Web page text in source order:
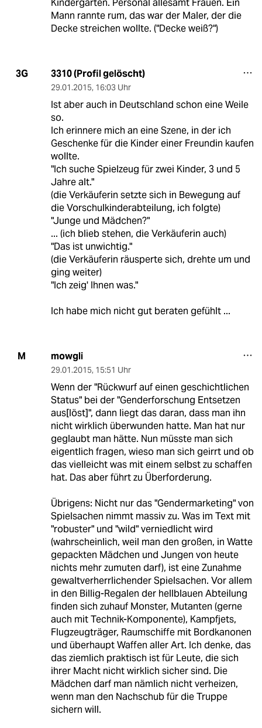
Kindergarten. Personal allesamt Frauen. Ein
Mann rannte rum, das war der Maler, der die
Decke streichen wollte. ("Decke weiß?")
3G 3310 (Profil gelöscht)
29.01.2015, 16:03 Uhr
Ist aber auch in Deutschland schon eine Weile
so.
Ich erinnere mich an eine Szene, in der ich
Geschenke für die Kinder einer Freundin kaufen
wollte.
"Ich suche Spielzeug für zwei Kinder, 3 und 5
Jahre alt."
(die Verkäuferin setzte sich in Bewegung auf
die Vorschulkinderabteilung, ich folgte)
"Junge und Mädchen?"
... (ich blieb stehen, die Verkäuferin auch)
"Das ist unwichtig."
(die Verkäuferin räusperte sich, drehte um und
ging weiter)
"Ich zeig' Ihnen was."
Ich habe mich nicht gut beraten gefühlt ...
M mowgli
29.01.2015, 15:51 Uhr
Wenn der "Rückwurf auf einen geschichtlichen
Status" bei der "Genderforschung Entsetzen
aus[löst]", dann liegt das daran, dass man ihn
nicht wirklich überwunden hatte. Man hat nur
geglaubt man hätte. Nun müsste man sich
eigentlich fragen, wieso man sich geirrt und ob
das vielleicht was mit einem selbst zu schaffen
hat. Das aber führt zu Überforderung.
Übrigens: Nicht nur das "Gendermarketing" von
Spielsachen nimmt massiv zu. Was im Text mit
"robuster" und "wild" verniedlicht wird
(wahrscheinlich, weil man den großen, in Watte
gepackten Mädchen und Jungen von heute
nichts mehr zumuten darf), ist eine Zunahme
gewaltverherrlichender Spielsachen. Vor allem
in den Billig-Regalen der hellblauen Abteilung
finden sich zuhauf Monster, Mutanten (gerne
auch mit Technik-Komponente), Kampfjets,
Flugzeugträger, Raumschiffe mit Bordkanonen
und überhaupt Waffen aller Art. Ich denke, das
das ziemlich praktisch ist für Leute, die sich
ihrer Macht nicht wirklich sicher sind. Die
Mädchen darf man nämlich nicht verheizen,
wenn man den Nachschub für die Truppe
sichern will.